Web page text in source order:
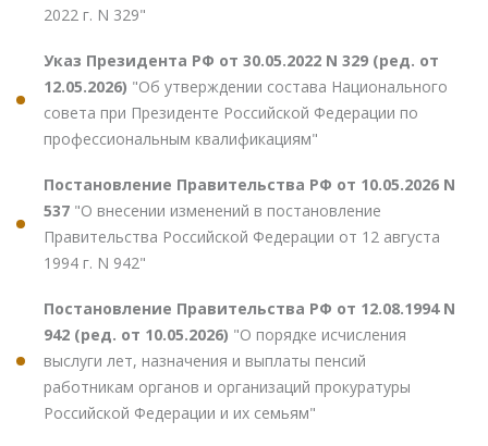
2022 г. N 329"
Указ Президента РФ от 30.05.2022 N 329 (ред. от
12.05.2026) "Об утверждении состава Национального
совета при Президенте Российской Федерации по
профессиональным квалификациям"
Постановление Правительства РФ от 10.05.2026 N
537 "О внесении изменений в постановление
Правительства Российской Федерации от 12 августа
1994 г. N 942"
Постановление Правительства РФ от 12.08.1994 N
942 (ред. от 10.05.2026) "О порядке исчисления
выслуги лет, назначения и выплаты пенсий
работникам органов и организаций прокуратуры
Российской Федерации и их семьям"